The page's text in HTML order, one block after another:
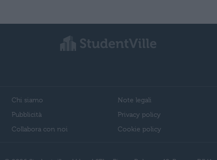
Chi siamo
Pubblicità
Collabora con noi
Note legali
Privacy policy
Cookie policy